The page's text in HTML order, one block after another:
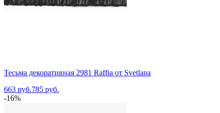
Тесьма декоративная 2981 Raffia от Svetlana
663 руб.785 руб.
-16%